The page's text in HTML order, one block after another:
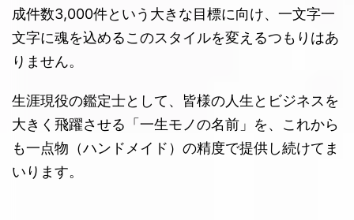
成件数3,000件という大きな目標に向け、一文字一
文字に魂を込めるこのスタイルを変えるつもりはあ
りません。
生涯現役の鑑定士として、皆様の人生とビジネスを
大きく飛躍させる「一生モノの名前」を、これから
も一点物（ハンドメイド）の精度で提供し続けてま
いります。